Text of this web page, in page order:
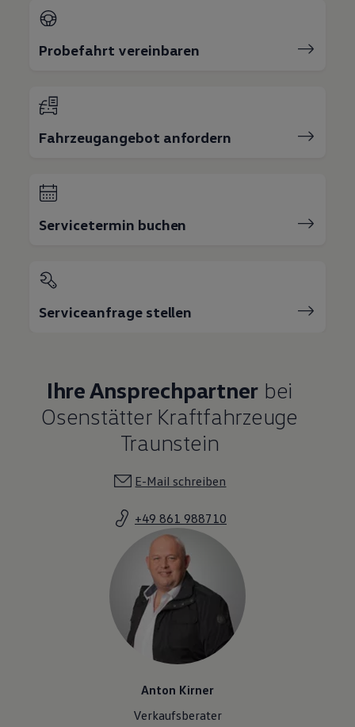
Probefahrt vereinbaren
Fahrzeugangebot anfordern
Servicetermin buchen
Serviceanfrage stellen
Ihre Ansprechpartner bei
Osenstätter Kraftfahrzeuge
Traunstein
E-Mail schreiben
+49 861 988710
Anton Kirner
Verkaufsberater